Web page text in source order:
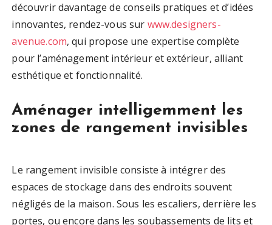
découvrir davantage de conseils pratiques et d’idées
innovantes, rendez-vous sur www.designers-
avenue.com, qui propose une expertise complète
pour l’aménagement intérieur et extérieur, alliant
esthétique et fonctionnalité.
Aménager intelligemment les
zones de rangement invisibles
Le rangement invisible consiste à intégrer des
espaces de stockage dans des endroits souvent
négligés de la maison. Sous les escaliers, derrière les
portes, ou encore dans les soubassements de lits et